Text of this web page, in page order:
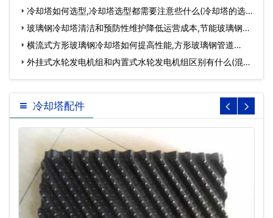
冷却塔如何选型,冷却塔选型都需要注意些什么(冷却塔的选
型)…
玻璃钢冷却塔清洁和预防性维护降低运营成本,节能玻璃钢冷
却…横流式方形玻璃钢冷却塔如何提高性能,方形玻璃钢管道…
外挂式水轮发电机组和内置式水轮发电机组区别有什么(混流
式…
冷却塔配件